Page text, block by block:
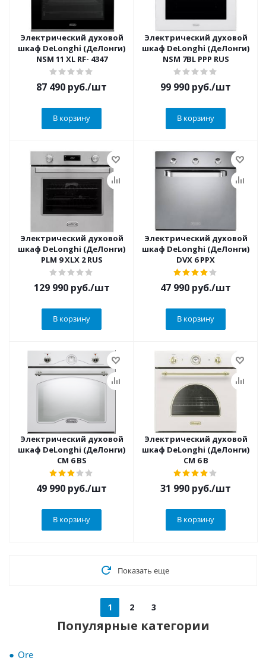
Электрический духовой
шкаф DeLonghi (ДеЛонги)
NSM 11 XL RF- 4347
87 490 руб./шт
В корзину
Электрический духовой
шкаф DeLonghi (ДеЛонги)
NSM 7BL PPP RUS
99 990 руб./шт
В корзину
Электрический духовой
шкаф DeLonghi (ДеЛонги)
PLM 9 XLX 2 RUS
129 990руб./шт
В корзину
Электрический духовой
шкаф DeLonghi (ДеЛонги)
DVX 6 PPX
47 990 руб./шт
В корзину
Электрический духовой
шкаф DeLonghi (ДеЛонги)
CM 6 BS
49 990 руб./шт
В корзину
Электрический духовой
шкаф DeLonghi (ДеЛонги)
CM 6 B
31 990 руб./шт
В корзину
Показать еще
1 2 3
Популярные категории
Ore